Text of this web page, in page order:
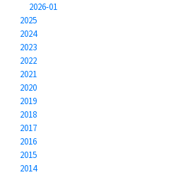
2026-01
2025
2024
2023
2022
2021
2020
2019
2018
2017
2016
2015
2014